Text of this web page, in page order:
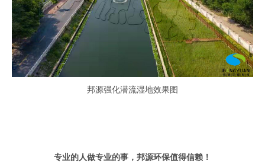
邦源强化潜流湿地效果图
专业的人做专业的事，邦源环保值得信赖！